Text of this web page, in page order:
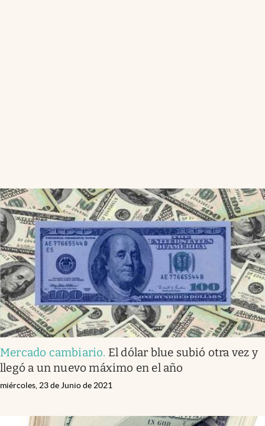
Mercado cambiario. El dólar blue subió otra vez y
llegó a un nuevo máximo en el año
miércoles, 23 de Junio de 2021